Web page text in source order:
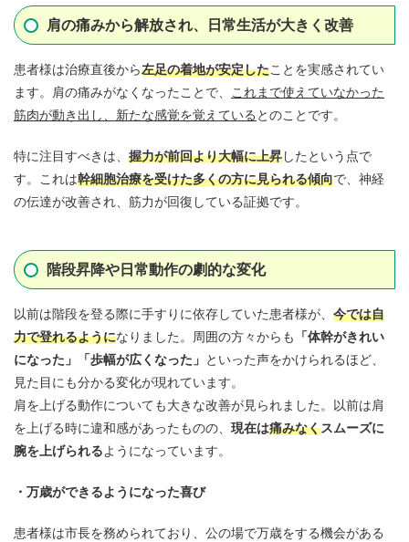
肩の痛みから解放され、日常生活が大きく改善
患者様は治療直後から左足の着地が安定したことを実感されてい
ます。肩の痛みがなくなったことで、
これまで使えていなかった
筋肉が動き出し、新たな感覚を覚えている とのことです。
特に注目すべきは、 握力が前回より大幅に上昇したという点で
す。これは幹細胞治療を受けた多くの方に見られる傾向で、神経
の伝達が改善され、筋力が回復している証拠です。
階段昇降や日常動作の劇的な変化
以前は階段を登る際に手すりに依存していた患者様が、 今では自
力で登れるようになりました。周囲の方々からも
「体幹がきれい
になった」「歩幅が広くなった」 といった声をかけられるほど、
見た目にも分かる変化が現れています。
肩を上げる動作についても大きな改善が見られました。以前は肩
を上げる時に違和感があったものの、 現在は痛みなくスムーズに
腕を上げられるようになっています。
・万歳ができるようになった喜び
患者様は市長を務められており、公の場で万歳をする機会がある